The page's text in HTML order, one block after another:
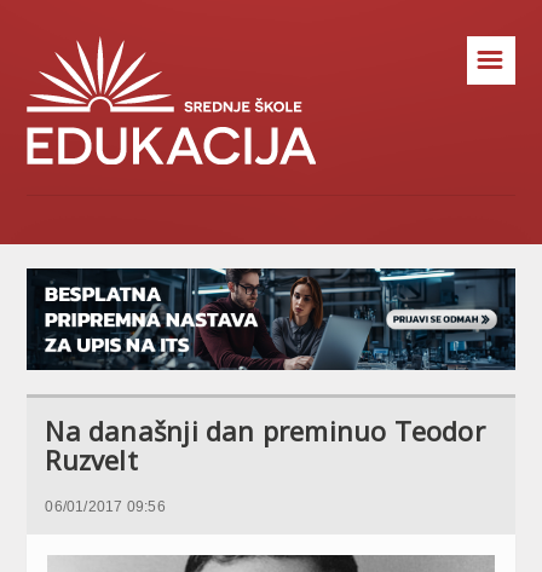
☰
Na današnji dan preminuo Teodor
Ruzvelt
06/01/2017 09:56